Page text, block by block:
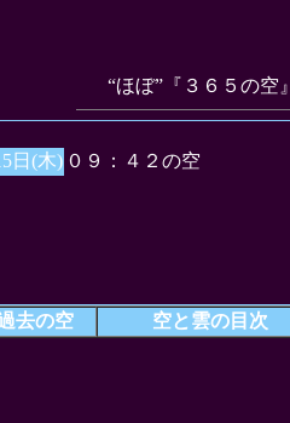
“ほぼ”『３６５の空』
日(木) ０９：４２の空
去の空 空と雲の目次